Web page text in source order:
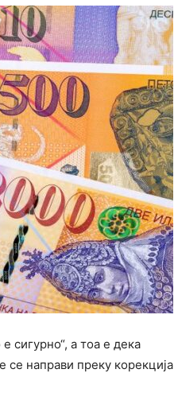
сигурно“, а тоа е дека
се направи преку корекција